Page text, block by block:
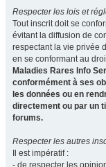
Respecter les lois et
Tout inscrit doit se
évitant la diffusion de
respectant la vie privée
en se conformant au
Maladies Rares Info
conformément à ses
les données ou en
directement ou par un
forums.
Respecter les autres
Il est impératif :
- de respecter les